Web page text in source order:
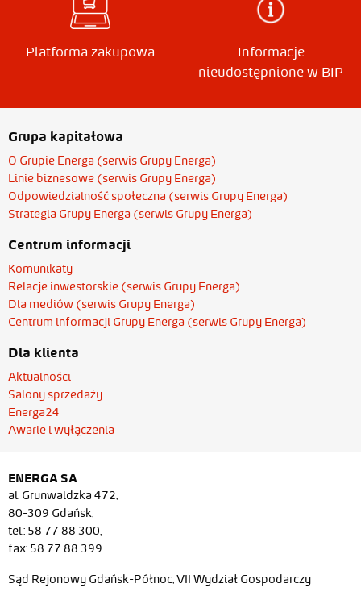
Platforma zakupowa
Informacje
nieudostępnione w BIP
Grupa kapitałowa
O Grupie Energa (serwis Grupy Energa)
Linie biznesowe (serwis Grupy Energa)
Odpowiedzialność społeczna (serwis Grupy Energa)
Strategia Grupy Energa (serwis Grupy Energa)
Centrum informacji
Komunikaty
Relacje inwestorskie (serwis Grupy Energa)
Dla mediów (serwis Grupy Energa)
Centrum informacji Grupy Energa (serwis Grupy Energa)
Dla klienta
Aktualności
Salony sprzedaży
Energa24
Awarie i wyłączenia
ENERGA SA
al. Grunwaldzka 472,
80-309 Gdańsk,
tel.: 58 77 88 300,
fax: 58 77 88 399
Sąd Rejonowy Gdańsk-Północ, VII Wydział Gospodarczy